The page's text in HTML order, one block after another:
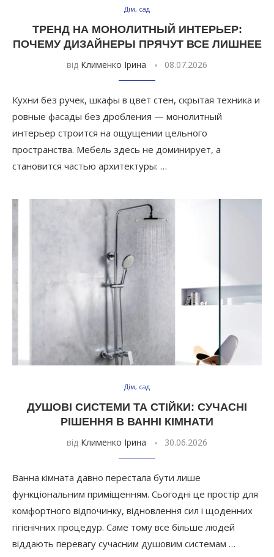
Дім, сад
ТРЕНД НА МОНОЛИТНЫЙ ИНТЕРЬЕР:
ПОЧЕМУ ДИЗАЙНЕРЫ ПРЯЧУТ ВСЕ ЛИШНЕЕ
від Клименко Ірина 08.07.2026
Кухни без ручек, шкафы в цвет стен, скрытая техника и
ровные фасады без дробления — монолитный
интерьер строится на ощущении цельного
пространства. Мебель здесь не доминирует, а
становится частью архитектуры: …
Дім, сад
ДУШОВІ СИСТЕМИ ТА СТІЙКИ: СУЧАСНІ
РІШЕННЯ В ВАННІ КІМНАТИ
від Клименко Ірина 30.06.2026
Ванна кімната давно перестала бути лише
функціональним приміщенням. Сьогодні це простір для
комфортного відпочинку, відновлення сил і щоденних
гігієнічних процедур. Саме тому все більше людей
віддають перевагу сучасним душовим системам …